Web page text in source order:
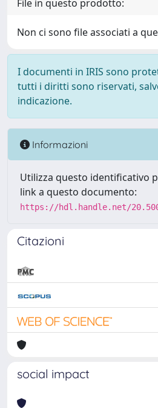
File in questo prodotto:
Non ci sono file associati a
I documenti in IRIS sono
tutti i diritti sono riservati,
indicazione.
Informazioni
Utilizza questo identificativo
link a questo documento:
https://hdl.handle.net/
Citazioni
social impact